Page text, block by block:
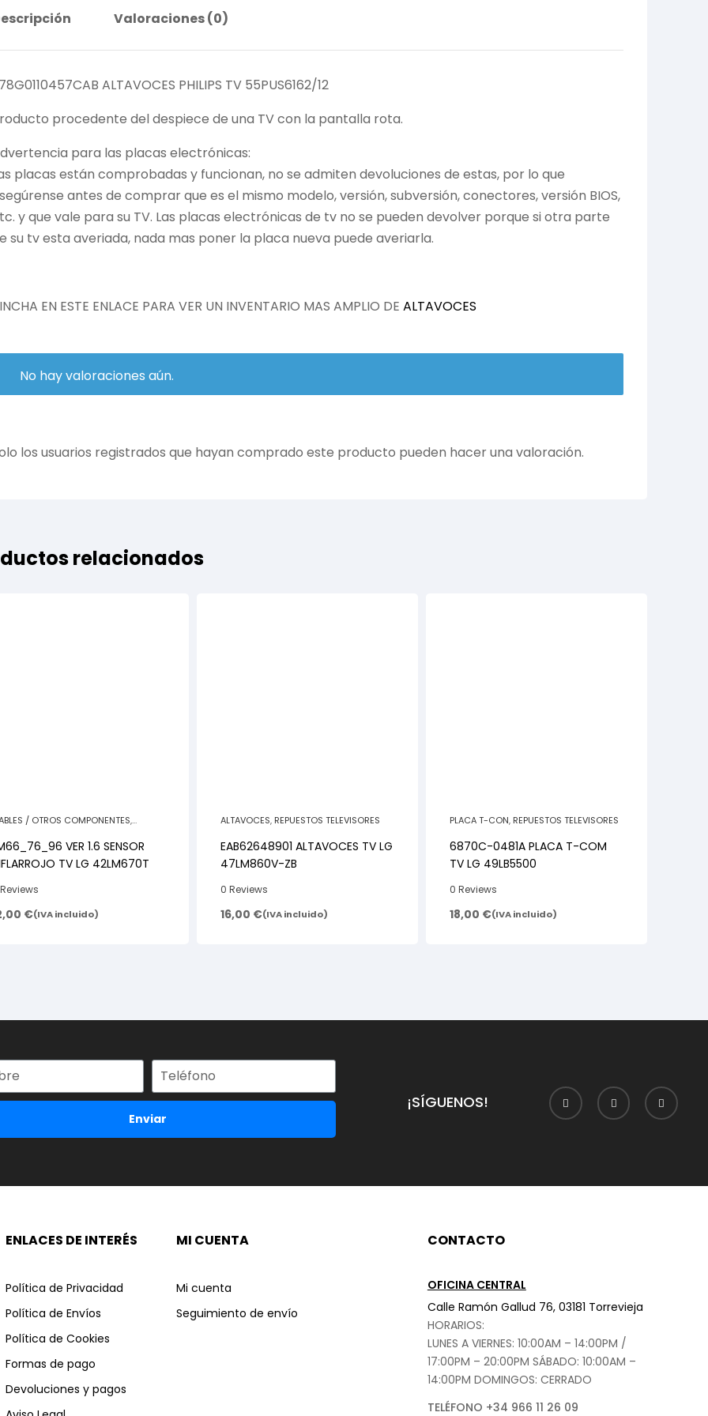
Valoraciones (0)
ALTAVOCES PHILIPS TV 55PUS6162/12
procedente del despiece de una TV con la pantalla rota.
para las placas electrónicas:
placas están comprobadas y funcionan, no se admiten devoluciones de estas, por lo que
antes de comprar que es el mismo modelo, versión, subversión, conectores, versión BIOS,
y que vale para su TV. Las placas electrónicas de tv no se pueden devolver porque si otra parte
su tv esta averiada, nada mas poner la placa nueva puede averiarla.
EN ESTE ENLACE PARA VER UN INVENTARIO MAS AMPLIO DE ALTAVOCES
No hay valoraciones aún.
los usuarios registrados que hayan comprado este producto pueden hacer una valoración.
relacionados
/ OTROS COMPONENTES,
VER 1.6 SENSOR
INFLARROJO TV LG 42LM670T
€(IVA incluido)
ALTAVOCES, REPUESTOS TELEVISORES
EAB62648901 ALTAVOCES TV LG
47LM860V-ZB
0 Reviews
16,00 €(IVA incluido)
PLACA T-CON, REPUESTOS TELEVISORES
6870C-0481A PLACA T-COM
TV LG 49LB5500
0 Reviews
18,00 €(IVA incluido)
Enviar
¡SÍGUENOS!
ENLACES DE INTERÉS
Política de Privacidad
Política de Envíos
Política de Cookies
Formas de pago
Devoluciones y pagos
MI CUENTA
Mi cuenta
Seguimiento de envío
CONTACTO
OFICINA CENTRAL
Calle Ramón Gallud 76, 03181 Torrevieja
HORARIOS:
LUNES A VIERNES: 10:00AM – 14:00PM /
17:00PM – 20:00PM SÁBADO: 10:00AM –
14:00PM DOMINGOS: CERRADO
TELÉFONO +34 966 11 26 09